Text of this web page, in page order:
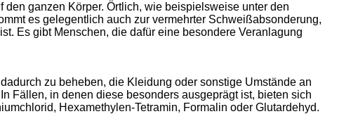
ganzen Körper. Örtlich, wie beispielsweise unter den
es gelegentlich auch zur vermehrter Schweißabsonderung,
Es gibt Menschen, die dafür eine besondere Veranlagung
zu beheben, die Kleidung oder sonstige Umstände an
Fällen, in denen diese besonders ausgeprägt ist, bieten sich
Hexamethylen-Tetramin, Formalin oder Glutardehyd.